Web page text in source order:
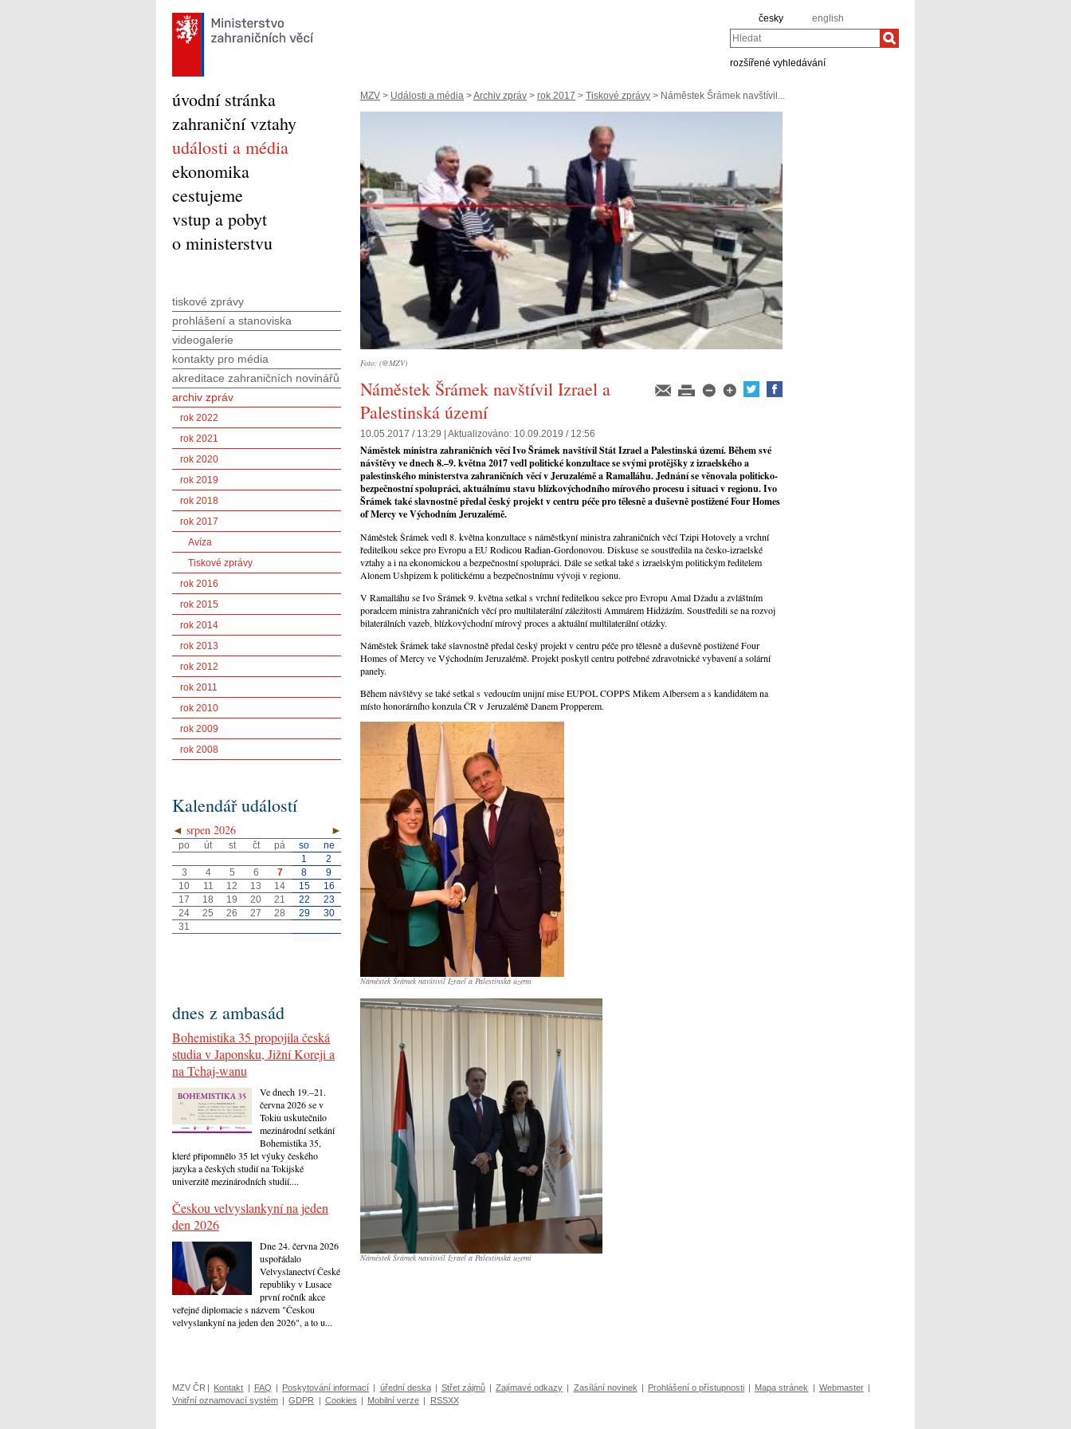
česky english
Hledat
rozšířené vyhledávání
MZV > Události a média >Archiv zpráv > rok 2017 > Tiskové zprávy > Náměstek Šrámek navštívil...
Foto: (@MZV)
Náměstek Šrámek navštívil Izrael a
Palestinská území
10.05.2017 / 13:29 | Aktualizováno: 10.09.2019 / 12:56
Náměstek ministra zahraničních věcí Ivo Šrámek navštívil Stát Izrael a Palestinská území. Během své
návštěvy ve dnech 8.–9. května 2017 vedl politické konzultace se svými protějšky z izraelského a
palestinského ministerstva zahraničních věcí v Jeruzalémě a Ramalláhu. Jednání se věnovala politicko-
bezpečnostní spolupráci, aktuálnímu stavu blízkovýchodního mírového procesu i situaci v regionu. Ivo
Šrámek také slavnostně předal český projekt v centru péče pro tělesně a duševně postižené Four Homes
of Mercy ve Východním Jeruzalémě.
Náměstek Šrámek vedl 8. května konzultace s náměstkyní ministra zahraničních věcí Tzipi Hotovely a vrchní
ředitelkou sekce pro Evropu a EU Rodicou Radian-Gordonovou. Diskuse se soustředila na česko-izraelské
vztahy a i na ekonomickou a bezpečnostní spolupráci. Dále se setkal také s izraelským politickým ředitelem
Alonem Ushpizem k politickému a bezpečnostnímu vývoji v regionu.
V Ramalláhu se Ivo Šrámek 9. května setkal s vrchní ředitelkou sekce pro Evropu Amal Džadu a zvláštním
poradcem ministra zahraničních věcí pro multilaterální záležitosti Ammárem Hidžázím. Soustředili se na rozvoj
bilaterálních vazeb, blízkovýchodní mírový proces a aktuální multilaterální otázky.
Náměstek Šrámek také slavnostně předal český projekt v centru péče pro tělesně a duševně postižené Four
Homes of Mercy ve Východním Jeruzalémě. Projekt poskytl centru potřebné zdravotnické vybavení a solární
panely.
Během návštěvy se také setkal s vedoucím unijní mise EUPOL COPPS Mikem Albersem a s kandidátem na
místo honorárního konzula ČR v Jeruzalémě Danem Propperem.
Náměstek Šrámek navštívil Izrael a Palestinská území
Náměstek Šrámek navštívil Izrael a Palestinská území
úvodní stránka
zahraniční vztahy
události a média
ekonomika
cestujeme
vstup a pobyt
o ministerstvu
tiskové zprávy
prohlášení a stanoviska
videogalerie
kontakty pro média
akreditace zahraničních novinářů
archiv zpráv
rok 2022
rok 2021
rok 2020
rok 2019
rok 2018
rok 2017
Avíza
Tiskové zprávy
rok 2016
rok 2015
rok 2014
rok 2013
rok 2012
rok 2011
rok 2010
rok 2009
rok 2008
Kalendář událostí
◄ ►
srpen 2026
po út st čt pá so
ne
1
2
3
4 5 6 7 8
9
10
11 12 13 14 15
16
17
18 19 20 21 22
23
24
25 26 27 28 29
30
31
dnes z ambasád
Bohemistika 35 propojila česká
studia v Japonsku, Jižní Koreji a
na Tchaj-wanu
Ve dnech 19.–21.
června 2026 se v
Tokiu uskutečnilo
mezinárodní setkání
Bohemistika 35,
které připomnělo 35 let výuky českého
jazyka a českých studií na Tokijské
univerzitě mezinárodních studií....
Českou velvyslankyní na jeden
den 2026
Dne 24. června 2026
uspořádalo
Velvyslanectví České
republiky v Lusace
první ročník akce
veřejné diplomacie s názvem "Českou
velvyslankyní na jeden den 2026", a to u...
MZV ČR | Kontakt | FAQ | Poskytování informací | úřední deska | Střet zájmů | Zajímavé odkazy | Zasílání novinek | Prohlášení o přístupnosti | Mapa stránek | Webmaster |
Vnitřní oznamovací systém | GDPR | Cookies | Mobilní verze | RSSXX